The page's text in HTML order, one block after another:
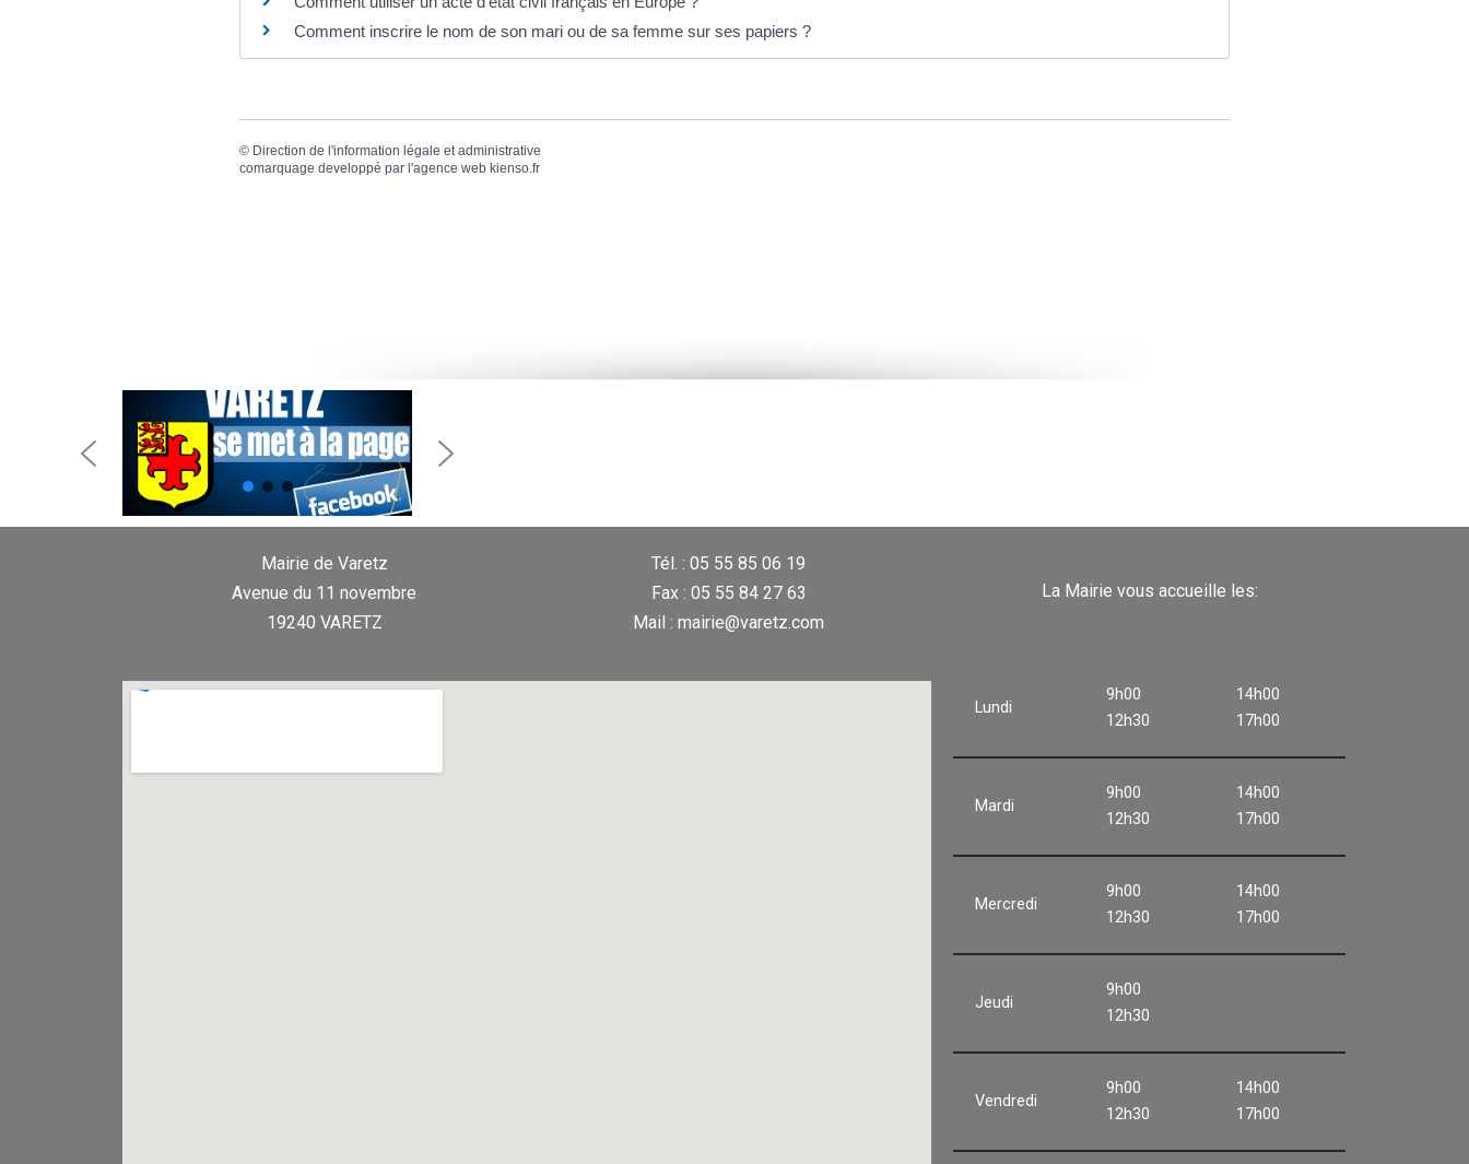
Comment inscrire le nom de son mari ou de sa femme sur ses papiers ?
© Direction de l'information légale et administrative
comarquage developpé par l'agence web kienso.fr
Mairie de Varetz
Avenue du 11 novembre
19240 VARETZ
Tél. : 05 55 85 06 19
Fax : 05 55 84 27 63
Mail : mairie@varetz.com
La Mairie vous accueille les:
Lundi
9h00
12h30
14h00
17h00
Mardi
9h00
12h30
14h00
17h00
Mercredi
9h00
12h30
14h00
17h00
Jeudi
9h00
12h30
Vendredi
9h00
12h30
14h00
17h00